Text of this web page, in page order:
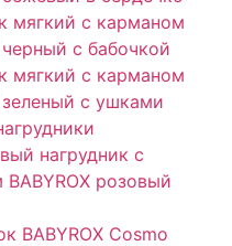
мягкий с карманом
черный с бабочкой
мягкий с карманом
зеленый с ушками​
нагрудник с
розовый
BABYROX Cosmo